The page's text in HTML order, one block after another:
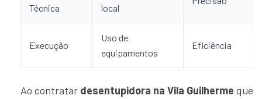
Técnica
local
Execução
Uso de
equipamentos
Eficiência
Ao contratar desentupidora na Vila Guilherme que